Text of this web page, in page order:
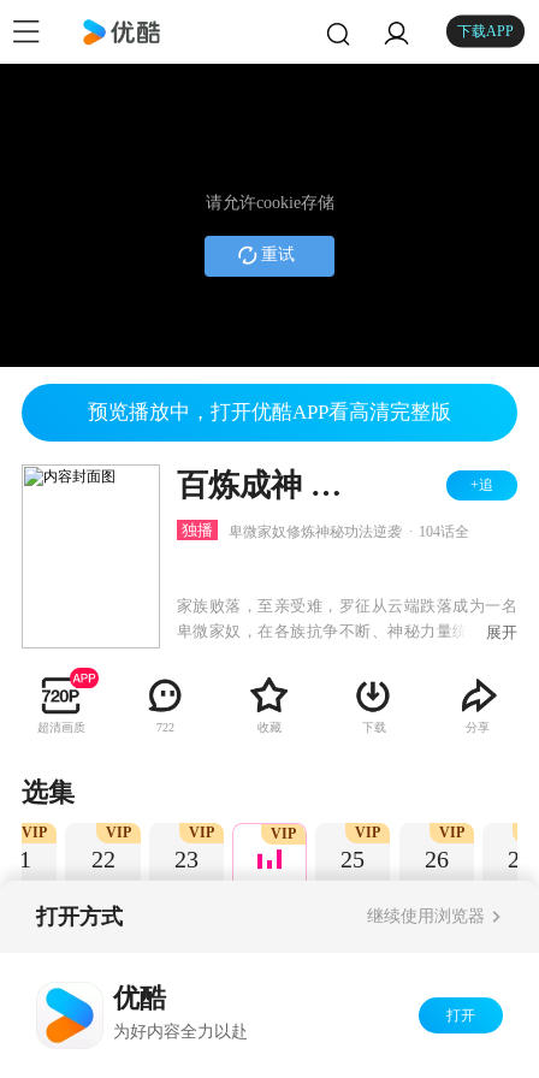
下载APP
请允许cookie存储
重试
预览播放中，打开优酷APP看高清完整版
百炼成神 第一二季 +追
独播 卑微家奴修炼神秘功法逆袭 104话全
家族败落，至亲受难，罗征从云端跌落成为一名
卑微家奴，在各族抗争不断、神秘力量统治的世
器，一道抗争的序幕，就此轰然拉开。
展开
超清画质 722 收藏 下载 分享
选集
21
VIP
22
VIP
23
VIP VIP
25
VIP
26
VIP
27
打开方式 继续使用浏览器
优酷
为好内容全力以赴
打开